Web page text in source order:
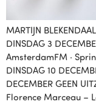
MARTIJN
DINSDAG 3
AmsterdamFM ·
DINSDAG 10
DECEMBER GEEN
Florence Marceau –